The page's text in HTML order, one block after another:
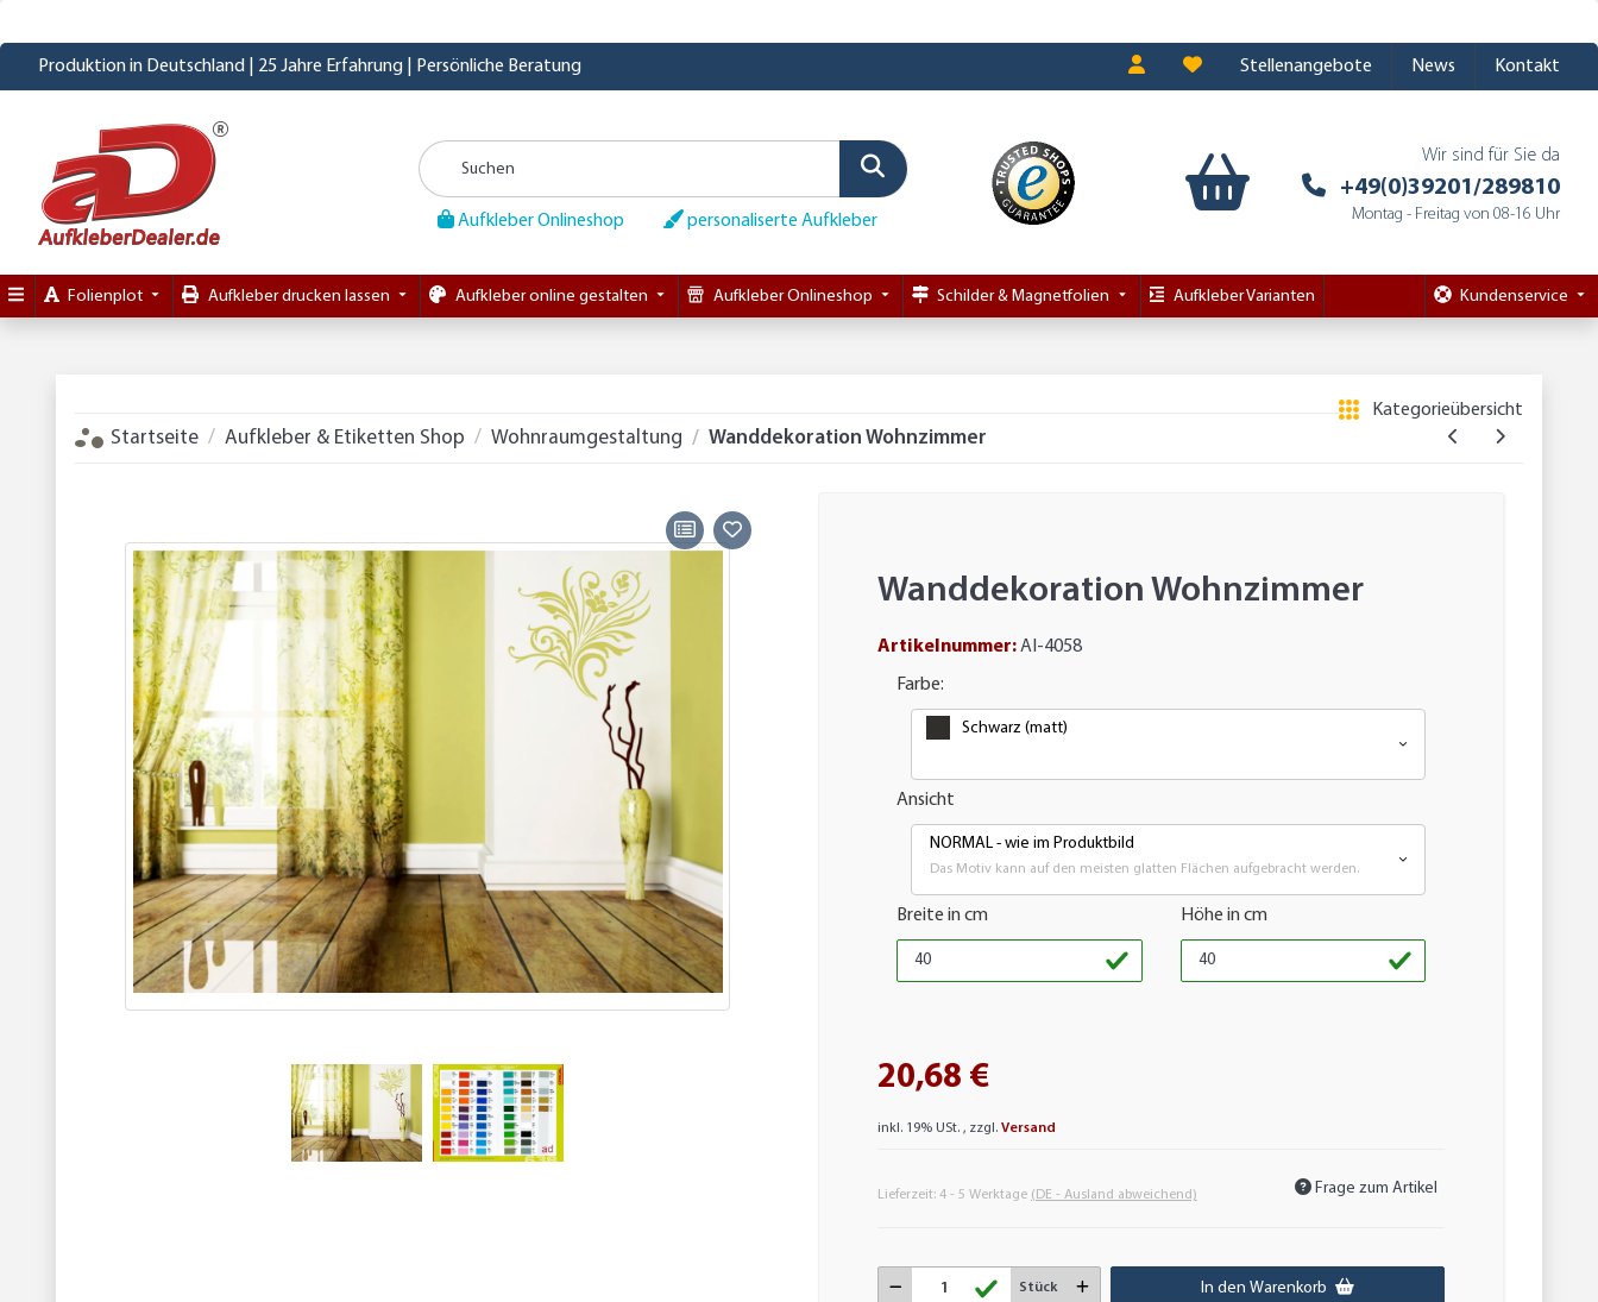
Produktion in Deutschland | 25 Jahre Erfahrung | Persönliche Beratung Stellenangebote News Kontakt
Aufkleber Onlineshop personaliserte Aufkleber
Wir sind für Sie da
+49(0)39201/289810
Montag - Freitag von 08-16 Uhr
Folienplot Aufkleber drucken lassen Aufkleber online gestalten Aufkleber Onlineshop Schilder & Magnetfolien Aufkleber Varianten Kundenservice
Startseite Aufkleber & Etiketten Shop Wohnraumgestaltung Wanddekoration Wohnzimmer
Kategorieübersicht
Wanddekoration Wohnzimmer
Artikelnummer:AI-4058
Farbe:
Schwarz (matt)
Ansicht
NORMAL - wie im Produktbild
Das Motiv kann auf den meisten glatten Flächen aufgebracht werden.
Breite in cm Höhe in cm
20,68 €
inkl. 19% USt. , zzgl. Versand
Lieferzeit: 4 - 5 Werktage (DE - Ausland abweichend) Frage zum Artikel
Stück In den Warenkorb